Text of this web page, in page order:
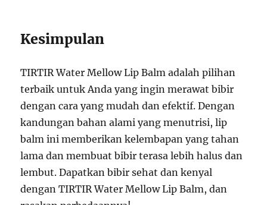
Kesimpulan
TIRTIR Water Mellow Lip Balm adalah pilihan
terbaik untuk Anda yang ingin merawat bibir
dengan cara yang mudah dan efektif. Dengan
kandungan bahan alami yang menutrisi, lip
balm ini memberikan kelembapan yang tahan
lama dan membuat bibir terasa lebih halus dan
lembut. Dapatkan bibir sehat dan kenyal
dengan TIRTIR Water Mellow Lip Balm, dan